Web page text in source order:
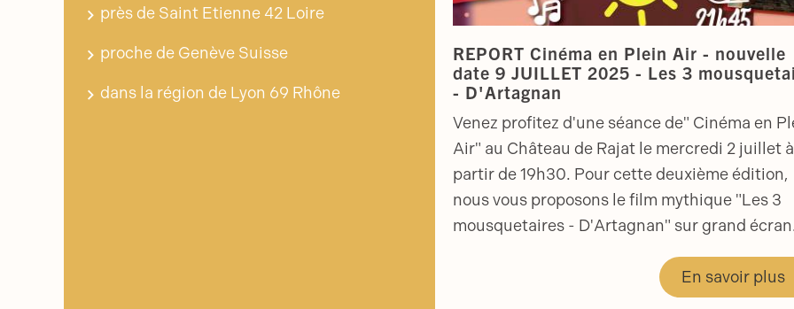
près de Saint Etienne 42 Loire
proche de Genève Suisse
dans la région de Lyon 69 Rhône
REPORT Cinéma en Plein Air - nouvelle
date 9 JUILLET 2025 - Les 3
- D'Artagnan
Venez profitez d'une séance de" Cinéma en
Air" au Château de Rajat le mercredi 2 juillet à
partir de 19h30. Pour cette deuxième édition,
nous vous proposons le film mythique "Les 3
mousquetaires - D'Artagnan" sur grand
En savoir plus